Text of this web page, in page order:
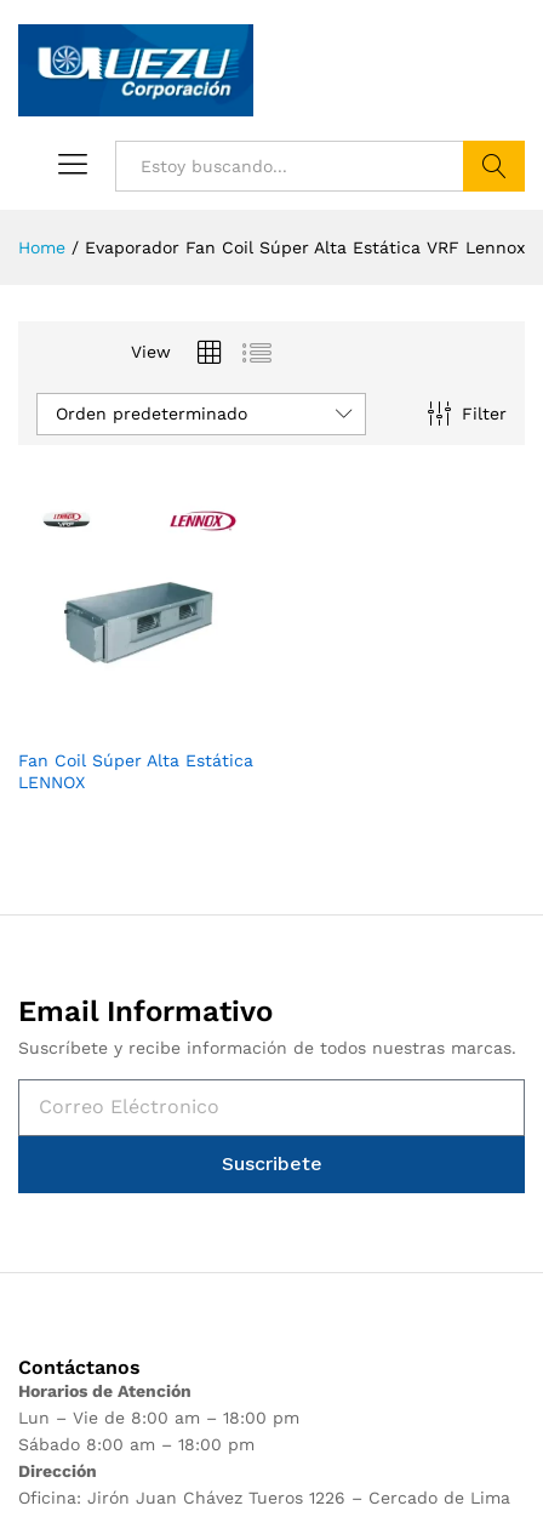
Home / Evaporador Fan Coil Súper Alta Estática VRF Lennox
View
Filter
Orden predeterminado
Fan Coil Súper Alta Estática
LENNOX
Email Informativo
Suscríbete y recibe información de todos nuestras marcas.
Suscribete
Contáctanos
Horarios de Atención
Lun – Vie de 8:00 am – 18:00 pm
Sábado 8:00 am – 18:00 pm
Dirección
Oficina: Jirón Juan Chávez Tueros 1226 – Cercado de Lima